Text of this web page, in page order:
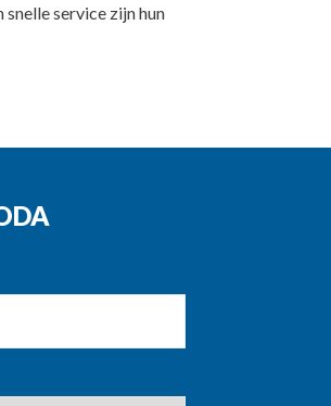
service zijn hun